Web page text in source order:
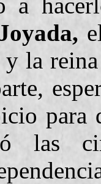
la
para
las